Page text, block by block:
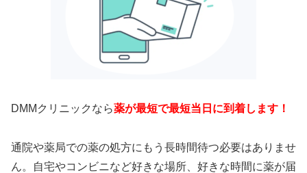
DMMクリニックなら薬が最短で最短当日に到着します！
通院や薬局での薬の処方にもう長時間待つ必要はありませ
ん。自宅やコンビニなど好きな場所、好きな時間に薬が届